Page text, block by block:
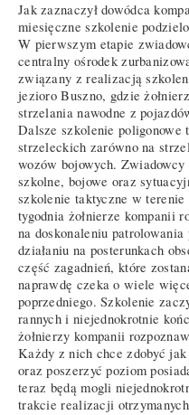
Jak zaznaczył dowódca
miesięczne szkolenie
W pierwszym etapie
centralny ośrodek
związany z realizacją
jezioro Buszno, gdzie
strzelania nawodne z
Dalsze szkolenie poligonowe
strzeleckich zarówno na
wozów bojowych.
szkolne, bojowe oraz
szkolenie taktyczne w
tygodnia żołnierze kompanii
na doskonaleniu
działaniu na posterunkach
część zagadnień, które
naprawdę czeka o wiele
poprzedniego. Szkolenie
rannych i niejednokrotnie
żołnierzy kompanii
Każdy z nich chce zdobyć
oraz poszerzyć poziom
teraz będą mogli
trakcie realizacji